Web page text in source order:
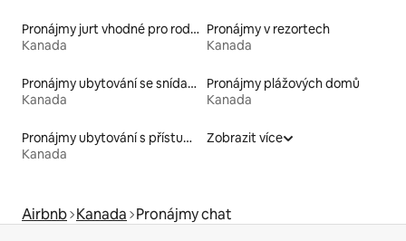
Pronájmy jurt vhodné pro rodiny s dětmi
Kanada
Pronájmy v rezortech
Kanada
Pronájmy ubytování se snídaní
Kanada
Pronájmy plážových domů
Kanada
Pronájmy ubytování s přístupem na pláž
Kanada
Zobrazit více
Airbnb Kanada Pronájmy chat